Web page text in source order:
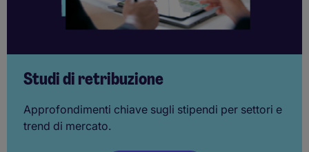
Studi di retribuzione
Approfondimenti chiave sugli stipendi per settori e
trend di mercato.